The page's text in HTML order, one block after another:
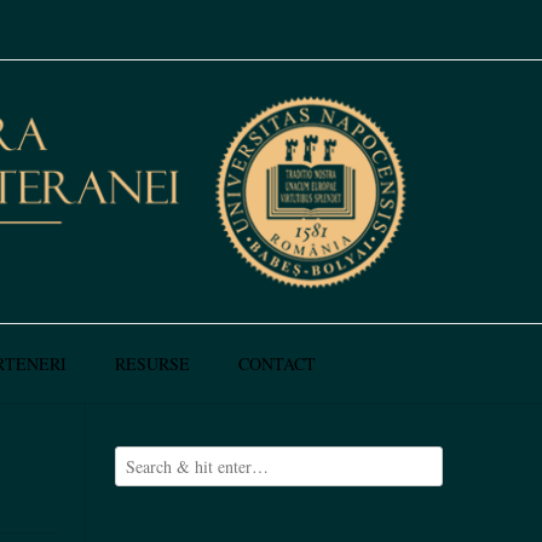
RESURSE CONTACT